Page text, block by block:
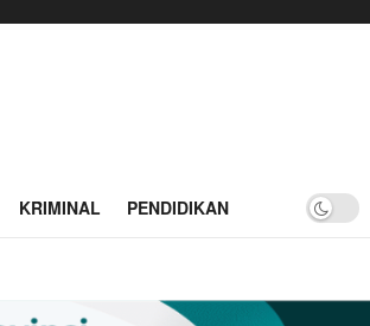
KRIMINAL PENDIDIKAN